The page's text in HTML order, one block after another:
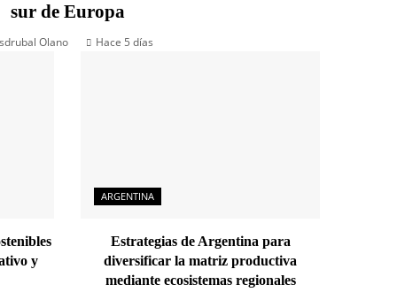
sur de Europa
Olano Hace 5 días
y
ARGENTINA
Estrategias de Argentina para
diversificar la matriz productiva
mediante ecosistemas regionales